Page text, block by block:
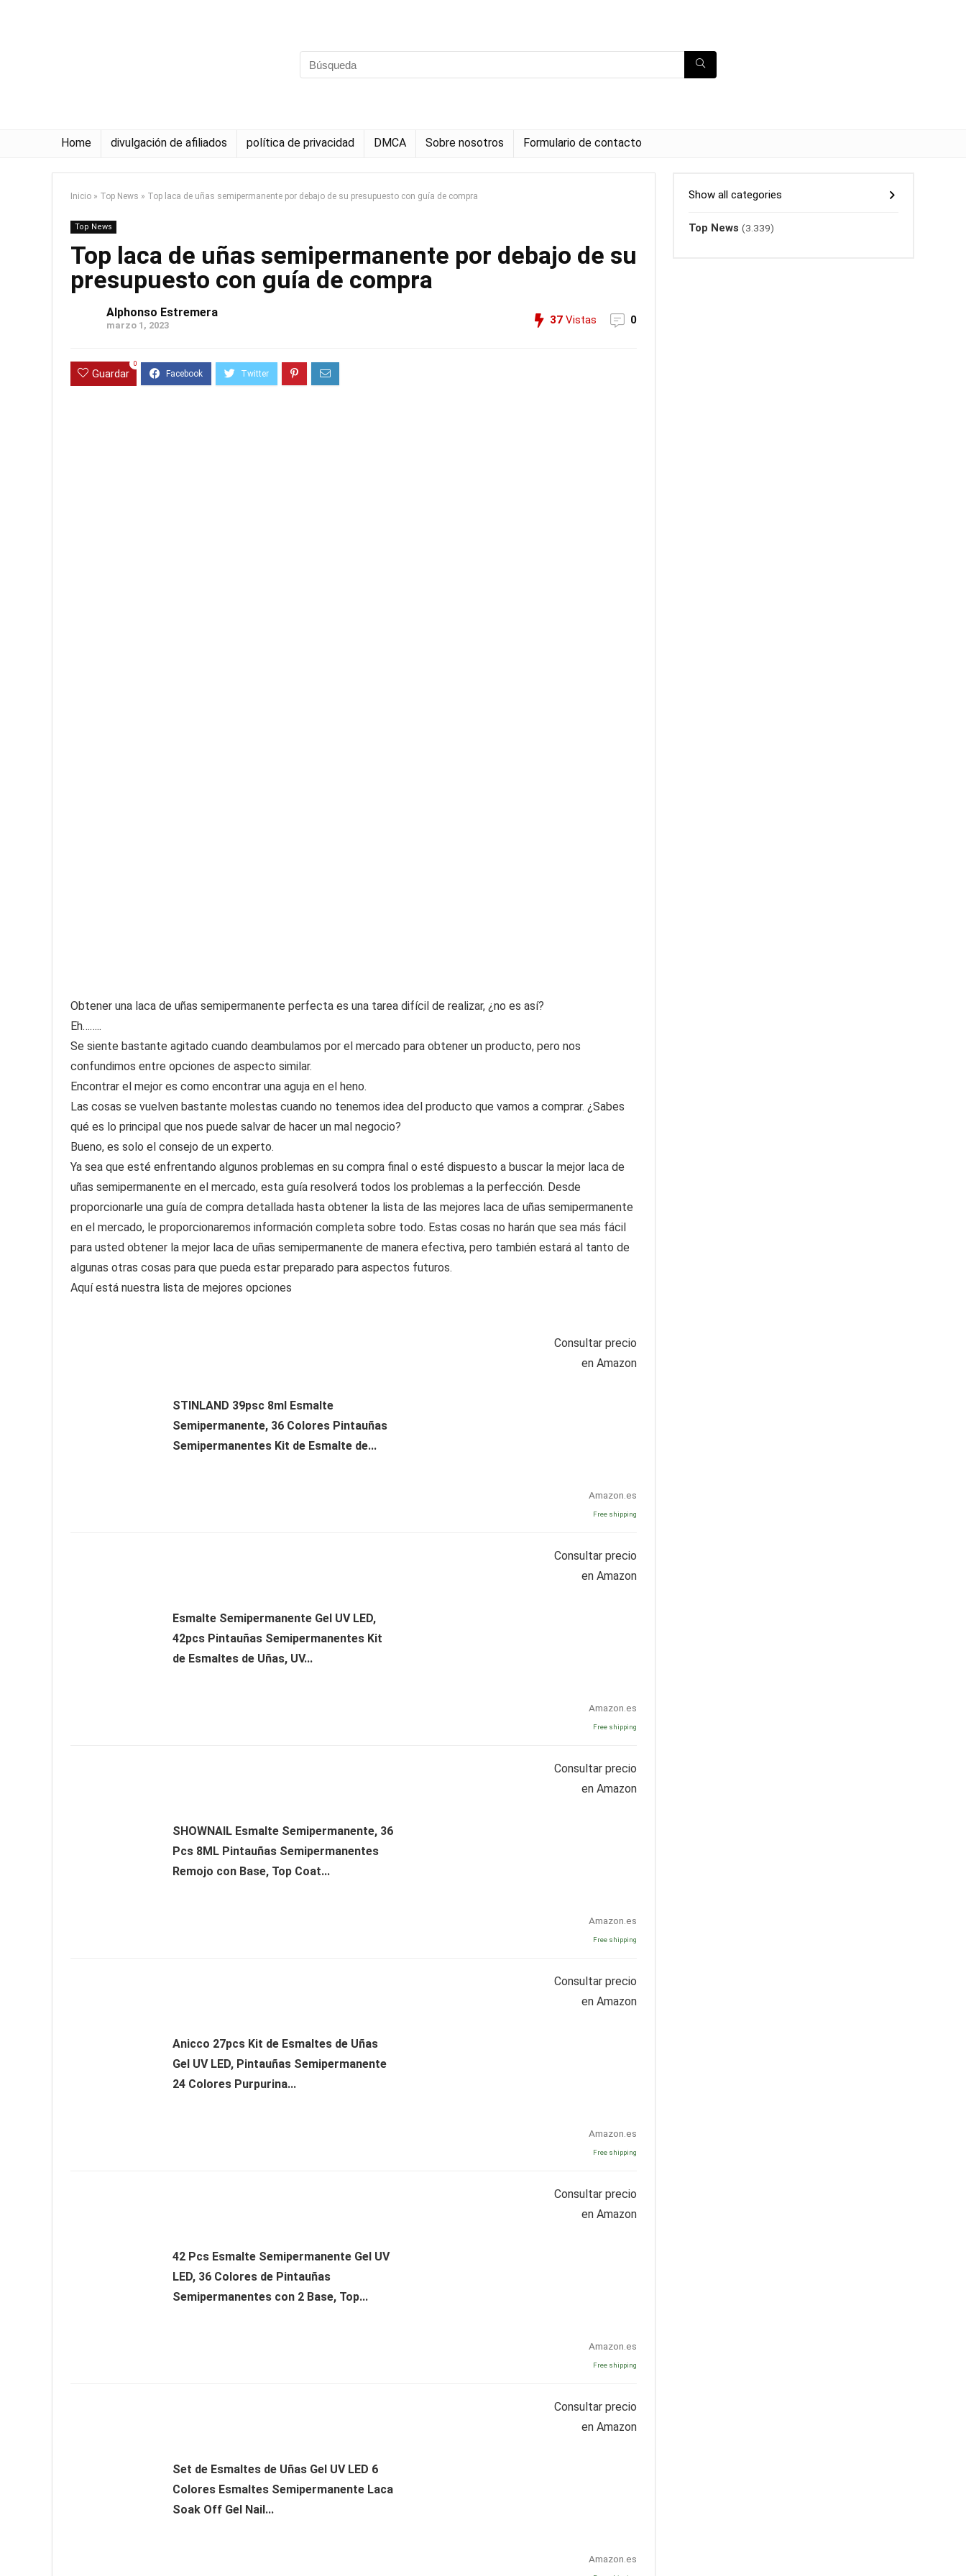
Home divulgación de afiliados política de privacidad DMCA Sobre nosotros Formulario de contacto
Inicio » Top News » Top laca de uñas semipermanente por debajo de su presupuesto con guía de compra
Top News
Top laca de uñas semipermanente por debajo de su
presupuesto con guía de compra
Alphonso Estremera
marzo 1, 2023 37 Vistas 0
Guardar
0
Obtener una laca de uñas semipermanente perfecta es una tarea difícil de realizar, ¿no es así?
Eh……..
Se siente bastante agitado cuando deambulamos por el mercado para obtener un producto, pero nos
confundimos entre opciones de aspecto similar.
Encontrar el mejor es como encontrar una aguja en el heno.
Las cosas se vuelven bastante molestas cuando no tenemos idea del producto que vamos a comprar. ¿Sabes
qué es lo principal que nos puede salvar de hacer un mal negocio?
Bueno, es solo el consejo de un experto.
Ya sea que esté enfrentando algunos problemas en su compra final o esté dispuesto a buscar la mejor laca de
uñas semipermanente en el mercado, esta guía resolverá todos los problemas a la perfección. Desde
proporcionarle una guía de compra detallada hasta obtener la lista de las mejores laca de uñas semipermanente
en el mercado, le proporcionaremos información completa sobre todo. Estas cosas no harán que sea más fácil
para usted obtener la mejor laca de uñas semipermanente de manera efectiva, pero también estará al tanto de
algunas otras cosas para que pueda estar preparado para aspectos futuros.
Aquí está nuestra lista de mejores opciones
STINLAND 39psc 8ml Esmalte
Semipermanente, 36 Colores Pintauñas
Semipermanentes Kit de Esmalte de...
Consultar precio
en Amazon
Amazon.es
Free shipping
Esmalte Semipermanente Gel UV LED,
42pcs Pintauñas Semipermanentes Kit
de Esmaltes de Uñas, UV...
Consultar precio
en Amazon
Amazon.es
Free shipping
SHOWNAIL Esmalte Semipermanente, 36
Pcs 8ML Pintauñas Semipermanentes
Remojo con Base, Top Coat...
Consultar precio
en Amazon
Amazon.es
Free shipping
Anicco 27pcs Kit de Esmaltes de Uñas
Gel UV LED, Pintauñas Semipermanente
24 Colores Purpurina...
Consultar precio
en Amazon
Amazon.es
Free shipping
42 Pcs Esmalte Semipermanente Gel UV
LED, 36 Colores de Pintauñas
Semipermanentes con 2 Base, Top...
Consultar precio
en Amazon
Amazon.es
Free shipping
Set de Esmaltes de Uñas Gel UV LED 6
Colores Esmaltes Semipermanente Laca
Soak Off Gel Nail...
Consultar precio
en Amazon
Amazon.es
Show all categories
Top News (3.339)